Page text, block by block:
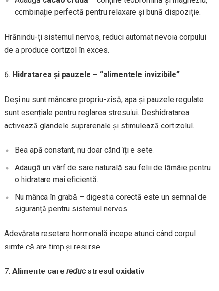
combinație perfectă pentru relaxare și bună dispoziție.
Hrănindu-ți sistemul nervos, reduci automat nevoia corpului
de a produce cortizol în exces.
Hidratarea și pauzele – “alimentele invizibile”
Deși nu sunt mâncare propriu-zisă, apa și pauzele regulate
sunt esențiale pentru reglarea stresului. Deshidratarea
activează glandele suprarenale și stimulează cortizolul.
Bea apă constant, nu doar când îți e sete.
Adaugă un vârf de sare naturală sau felii de lămâie pentru
o hidratare mai eficientă.
Nu mânca în grabă – digestia corectă este un semnal de
siguranță pentru sistemul nervos.
Adevărata resetare hormonală începe atunci când corpul
simte că are timp și resurse.
Alimente care reducstresul oxidativ